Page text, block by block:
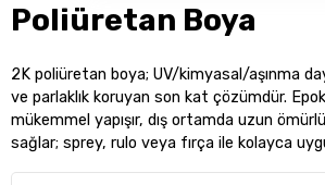
Poliüretan Boya
2K poliüretan boya; UV/kimyasal/aşınma
ve parlaklık koruyan son kat çözümdür.
mükemmel yapışır, dış ortamda uzun
sağlar; sprey, rulo veya fırça ile kolayca